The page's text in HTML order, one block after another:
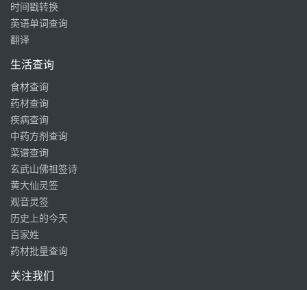
时间戳转换
英语单词查询
翻译
生活查询
食材查询
药材查询
疾病查询
中药方剂查询
菜谱查询
玄武山佛祖签诗
黄大仙灵签
观音灵签
历史上的今天
百家姓
药材批量查询
关注我们